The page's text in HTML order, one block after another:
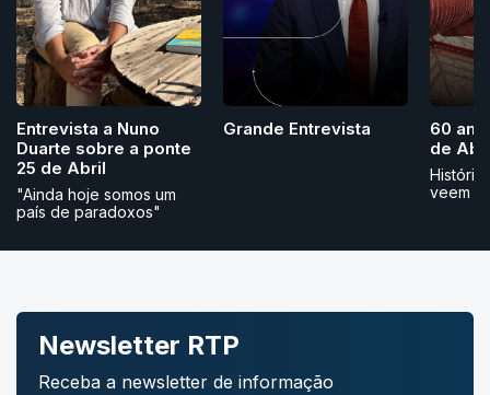
Entrevista a Nuno
Duarte sobre a ponte
25 de Abril
"Ainda hoje somos um
país de paradoxos"
Grande Entrevista
60
de
veem
Newsletter RTP
Receba a newsletter de informação